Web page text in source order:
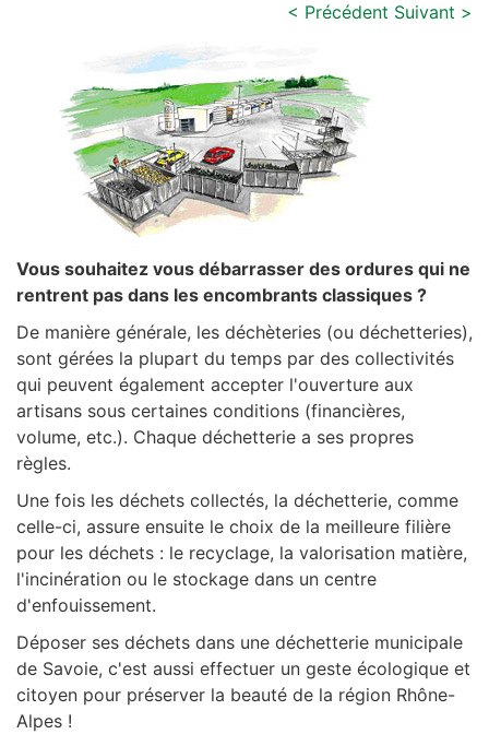
< Précédent Suivant >
Vous souhaitez vous débarrasser des ordures qui ne
rentrent pas dans les encombrants classiques ?
De manière générale, les déchèteries (ou déchetteries),
sont gérées la plupart du temps par des collectivités
qui peuvent également accepter l'ouverture aux
artisans sous certaines conditions (financières,
volume, etc.). Chaque déchetterie a ses propres
règles.
Une fois les déchets collectés, la déchetterie, comme
celle-ci, assure ensuite le choix de la meilleure filière
pour les déchets : le recyclage, la valorisation matière,
l'incinération ou le stockage dans un centre
d'enfouissement.
Déposer ses déchets dans une déchetterie municipale
de Savoie, c'est aussi effectuer un geste écologique et
citoyen pour préserver la beauté de la région Rhône-
Alpes !